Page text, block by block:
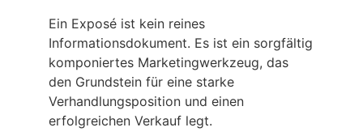
Ein Exposé ist kein reines
Informationsdokument. Es ist ein sorgfältig
komponiertes Marketingwerkzeug, das
den Grundstein für eine starke
Verhandlungsposition und einen
erfolgreichen Verkauf legt.